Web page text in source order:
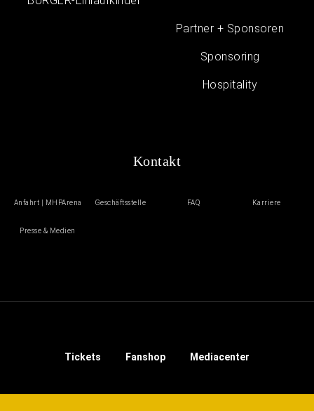
Partner + Sponsoren
Sponsoring
Hospitality
Kontakt
Anfahrt | MHPArena Geschäftsstelle FAQ Karriere
Presse & Medien
Tickets Fanshop Mediacenter